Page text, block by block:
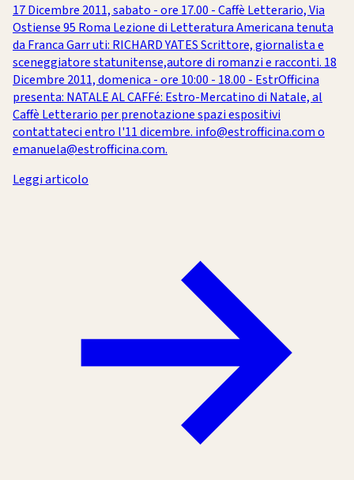
17 Dicembre 2011, sabato - ore 17.00 - Caffè Letterario, Via
Ostiense 95 Roma Lezione di Letteratura Americana tenuta
da Franca Garr uti: RICHARD YATES Scrittore, giornalista e
sceneggiatore statunitense,autore di romanzi e racconti. 18
Dicembre 2011, domenica - ore 10:00 - 18.00 - EstrOfficina
presenta: NATALE AL CAFFé: Estro-Mercatino di Natale, al
Caffè Letterario per prenotazione spazi espositivi
contattateci entro l'11 dicembre. info@estrofficina.com o
emanuela@estrofficina.com.
Leggi articolo